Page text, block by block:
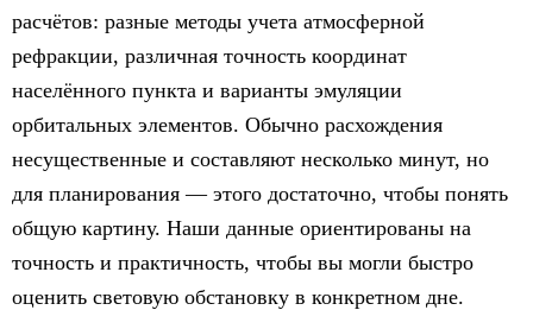
расчётов: разные методы учета атмосферной
рефракции, различная точность координат
населённого пункта и варианты эмуляции
орбитальных элементов. Обычно расхождения
несущественные и составляют несколько минут, но
для планирования — этого достаточно, чтобы понять
общую картину. Наши данные ориентированы на
точность и практичность, чтобы вы могли быстро
оценить световую обстановку в конкретном дне.